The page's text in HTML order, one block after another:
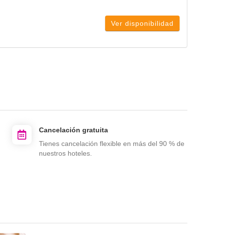
Ver disponibilidad
Cancelación gratuita
Tienes cancelación flexible en más del 90 % de
nuestros hoteles.